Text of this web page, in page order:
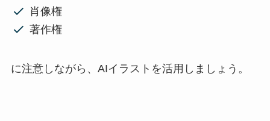
肖像権
著作権
に注意しながら、AIイラストを活用しましょう。